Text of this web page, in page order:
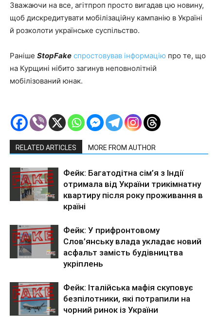
Зважаючи на все, агітпроп просто вигадав цю новину,
щоб дискредитувати мобілізаційну кампанію в Україні
й розколоти українське суспільство.
Раніше StopFake спростовував інформацію про те, що
на Курщині нібито загинув неповнолітній
мобілізований юнак.
RELATED ARTICLES MORE FROM AUTHOR
Фейк: Багатодітна сім’я з Індії
отримала від України трикімнатну
квартиру після року проживання в
країні
Фейк: У прифронтовому
Слов’янську влада укладає новий
асфальт замість будівництва
укріплень
Фейк: Італійська мафія скуповує
безпілотники, які потрапили на
чорний ринок із України